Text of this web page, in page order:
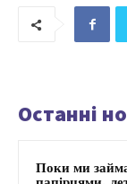
Останні
Поки ми